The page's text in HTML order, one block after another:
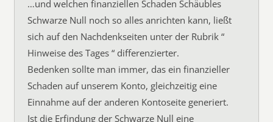
…und welchen finanziellen Schaden Schäubles
Schwarze Null noch so alles anrichten kann, ließt
sich auf den Nachdenkseiten unter der Rubrik “
Hinweise des Tages “ differenzierter.
Bedenken sollte man immer, das ein finanzieller
Schaden auf unserem Konto, gleichzeitig eine
Einnahme auf der anderen Kontoseite generiert.
Ist die Erfindung der Schwarze Null eine